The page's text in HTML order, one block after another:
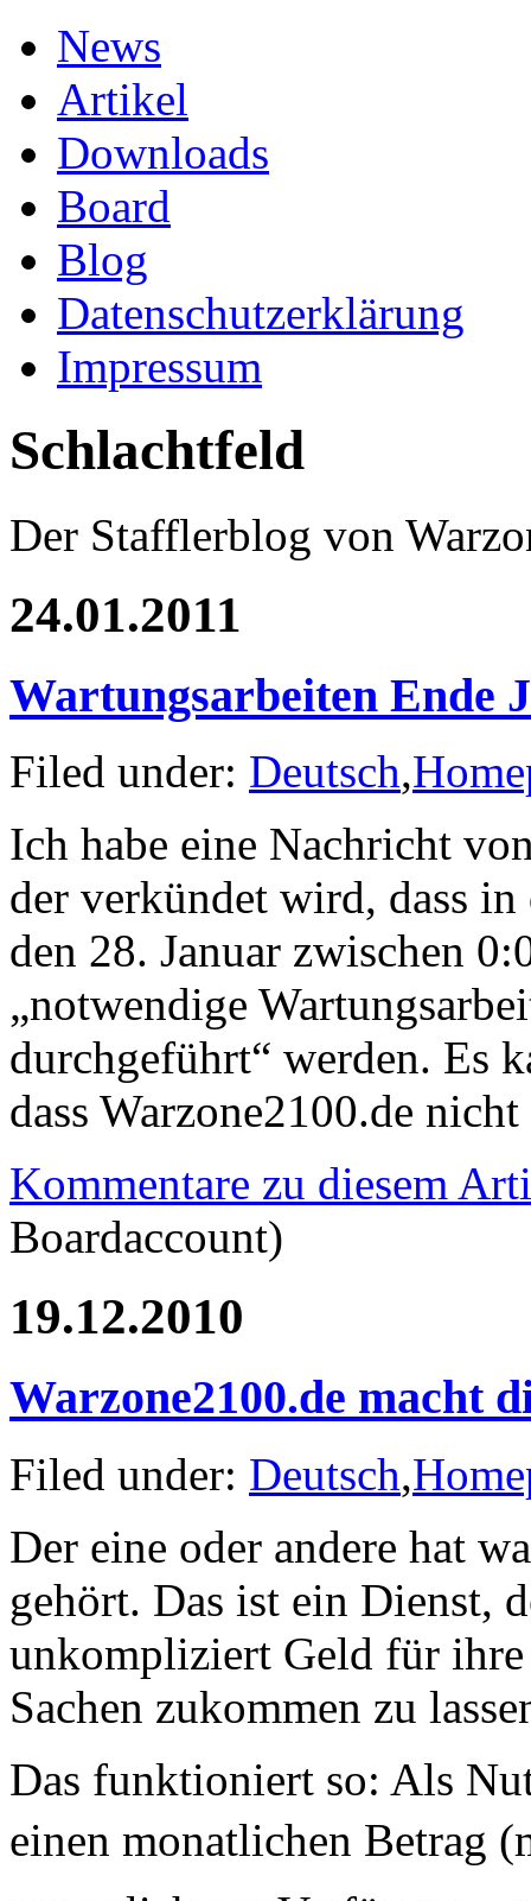
News
Artikel
Downloads
Board
Blog
Datenschutzerklärung
Impressum
Schlachtfeld
Der Stafflerblog von
24.01.2011
Wartungsarbeiten Ende
Filed under: Deutsch,
Ich habe eine Nachricht
der verkündet wird, dass
den 28. Januar zwischen
„notwendige
durchgeführt“ werden. Es
dass Warzone2100.de
Kommentare zu diesem
Boardaccount)
19.12.2010
Warzone2100.de macht
Filed under: Deutsch,
Der eine oder andere hat
gehört. Das ist ein Dienst,
unkompliziert Geld für
Sachen zukommen zu
Das funktioniert so: Als
einen monatlichen Betrag